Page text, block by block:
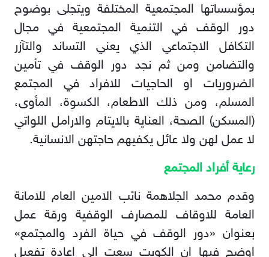
بمؤسساتها المجتمعية المختلفة ويتجلى بوضوح
دور الوقف في التنمية المجتمعية في مجال
التكافل الاجتماعي الذي يعني التساند والتآزر
والتضامن ومن ثم نجد دور الوقف في تأمين
الضروريات او الحاجيات للافراد في المجتمع
المسلم، ومن ذلك الاطعام، الكسوة، المأوى،
(المسكن) الصحة، العناية بالايتام والارامل اللواتي
لا عمل لهن ولا عائل يكفيهم حاجتهن الانسانية.
رعاية أفراد المجتمع
وقدم محمد الجلاهمة نائب الامين العام للامانة
العامة للاوقاف للمصارف الوقفية ورقة عمل
بعنوان «دور الوقف في حياة الفرد والمجتمع»
اوضح فيها ان الكويت سعت الى اعادة تفعيل